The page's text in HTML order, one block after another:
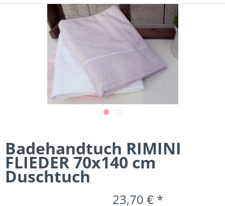
Badehandtuch RIMINI
FLIEDER 70x140 cm
Duschtuch
23,70 € *